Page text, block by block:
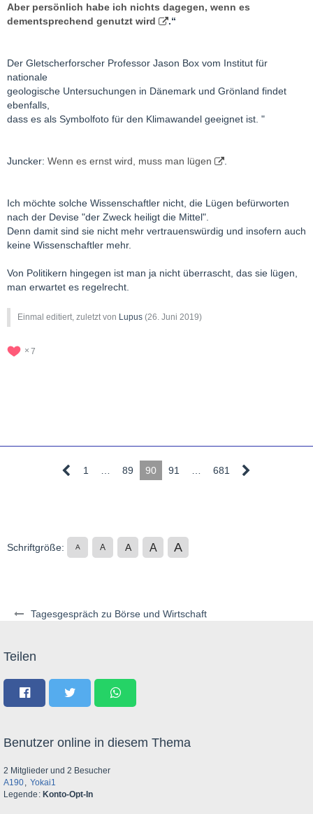
Tagesgespräch zu Börse und Wirtschaft
Aber persönlich habe ich nichts dagegen, wenn es
dementsprechend genutzt wird
.“
Der Gletscherforscher Professor Jason Box vom Institut für
nationale
geologische Untersuchungen in Dänemark und Grönland findet
ebenfalls,
dass es als Symbolfoto für den Klimawandel geeignet ist. "
Juncker: Wenn es ernst wird, muss man lügen
Ich möchte solche Wissenschaftler nicht, die Lügen befürworten
nach der Devise "der Zweck heiligt die Mittel".
Denn damit sind sie nicht mehr vertrauenswürdig und insofern auch
keine Wissenschaftler mehr.
Von Politikern hingegen ist man ja nicht überrascht, das sie lügen,
man erwartet es regelrecht.
Einmal editiert, zuletzt von Lupus (26. Juni 2019)
7
1 89 90 91 681
Schriftgröße: A A A A A
Teilen
Benutzer online in diesem Thema
2 Mitglieder und 2 Besucher
A190
Yokai1
Legende
Konto-Opt-In